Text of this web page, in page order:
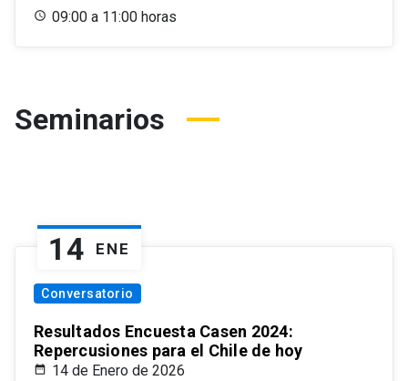
09:00 a 11:00 horas
Seminarios
14 ENE
Conversatorio
Resultados Encuesta Casen 2024:
Repercusiones para el Chile de hoy
14 de Enero de 2026